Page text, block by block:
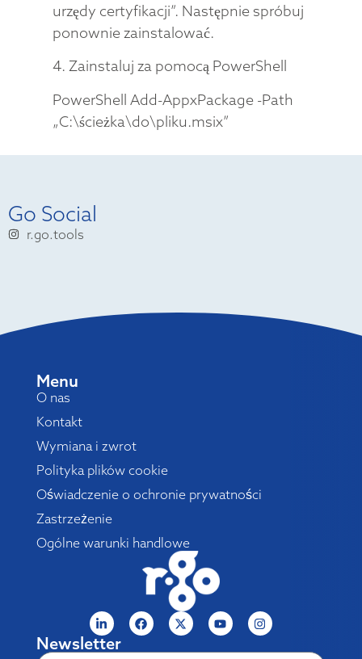
urzędy certyfikacji”. Następnie spróbuj
ponownie zainstalować.
4. Zainstaluj za pomocą PowerShell
PowerShell Add-AppxPackage -Path
„C:\ścieżka\do\pliku.msix”
Go Social
r.go.tools
Menu
O nas
Kontakt
Wymiana i zwrot
Polityka plików cookie
Oświadczenie o ochronie prywatności
Zastrzeżenie
Ogólne warunki handlowe
Newsletter